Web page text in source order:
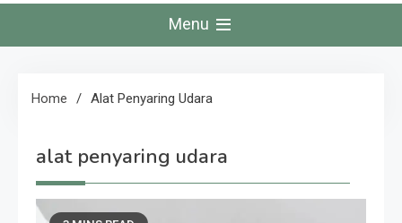
Menu
Home Alat Penyaring Udara
alat penyaring udara